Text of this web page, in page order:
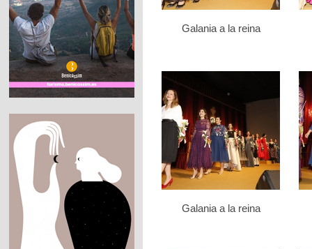
Galania a la reina
Galania a la reina